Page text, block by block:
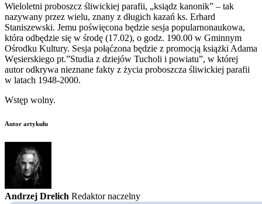
Wieloletni proboszcz śliwickiej parafii, „ksiądz kanonik” – tak
nazywany przez wielu, znany z długich kazań ks. Erhard
Staniszewski. Jemu poświęcona będzie sesja popularnonaukowa,
która odbędzie się w środę (17.02), o godz. 190.00 w Gminnym
Ośrodku Kultury. Sesja połąćzona będzie z promocją książki Adama
Węsierskiego pt.”Studia z dziejów Tucholi i powiatu”, w której
autor odkrywa nieznane fakty z życia proboszcza śliwickiej parafii
w latach 1948-2000.
Wstęp wolny.
Autor artykułu
Andrzej Drelich Redaktor naczelny